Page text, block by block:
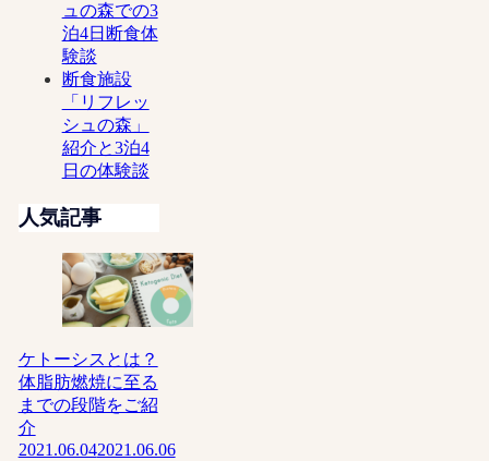
ュの森での3
泊4日断食体
験談
断食施設
「リフレッ
シュの森」
紹介と3泊4
日の体験談
人気記事
ケトーシスとは？
体脂肪燃焼に至る
までの段階をご紹
介
2021.06.042021.06.06